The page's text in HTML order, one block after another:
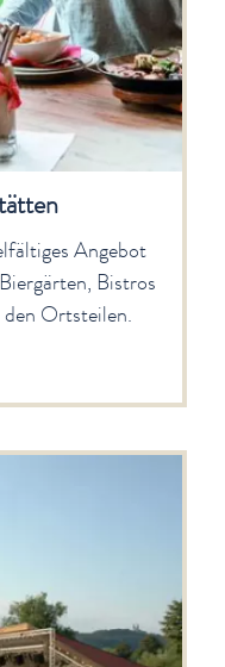
Bistros
Ortsteilen.